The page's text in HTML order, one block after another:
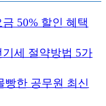
50% 할인 혜택
세 절약방법 5가
빵한 공무원 최신